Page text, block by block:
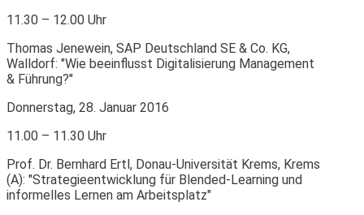
11.30 – 12.00 Uhr
Thomas Jenewein, SAP Deutschland SE & Co. KG,
Walldorf: "Wie beeinflusst Digitalisierung Management
& Führung?"
Donnerstag, 28. Januar 2016
11.00 – 11.30 Uhr
Prof. Dr. Bernhard Ertl, Donau-Universität Krems, Krems
(A): "Strategieentwicklung für Blended-Learning und
informelles Lernen am Arbeitsplatz"